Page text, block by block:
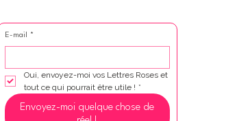
E-mail *
Oui, envoyez-moi vos Lettres Roses et
tout ce qui pourrait être utile ! *
Envoyez-moi quelque chose de